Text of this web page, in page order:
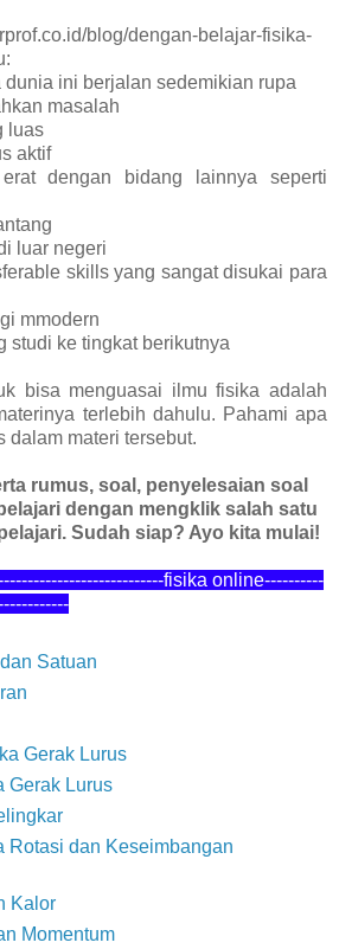
blog/dengan-belajar-fisika-
dunia ini berjalan sedemikian rupa
masalah
luas
aktif
dengan bidang lainnya seperti
luar negeri
skills yang sangat disukai para
mmodern
studi ke tingkat berikutnya
bisa menguasai ilmu fisika adalah
terlebih dahulu. Pahami apa
dalam materi tersebut.
rumus, soal, penyelesaian soal
dengan mengklik salah satu
Sudah siap? Ayo kita mulai!
fisika online----------
Satuan
Gerak Lurus
Gerak Lurus
Rotasi dan Keseimbangan
Kalor
Momentum